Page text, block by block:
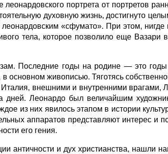
портрета от портретов
духовную жизнь, достигнуто
«сфумато». При этом,
тела, которое позволило еще Вазари
Последние годы на родине — это
основном живописью. Тяготясь
внешними и внутренними врагами,
дней. Леонардо был величайшим
из них явилось этапом в истории
аппаратов представляют интерес и
его гения.
античности и дух христианства, нашли